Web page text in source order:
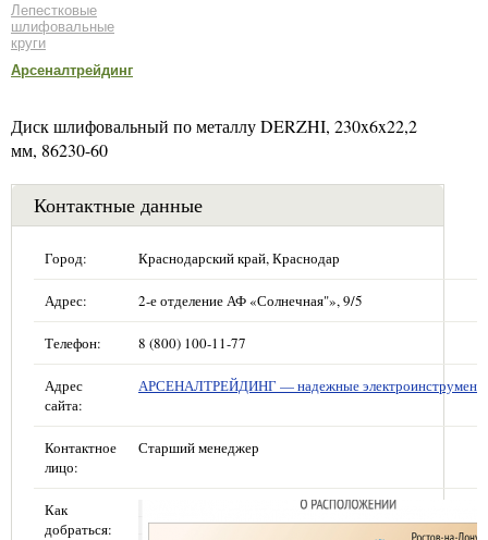
Лепестковые
шлифовальные
круги
Арсеналтрейдинг
Диск шлифовальный по металлу DERZHI, 230x6x22,2
мм, 86230-60
Контактные данные
Город: Краснодарский край, Краснодар
Адрес: 2-е отделение АФ «Солнечная"», 9/5
Телефон: 8 (800) 100-11-77
Адрес
сайта:
АРСЕНАЛТРЕЙДИНГ — надежные
Контактное
лицо:
Старший менеджер
Как
добраться: